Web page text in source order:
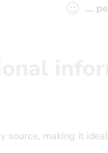
...
source, making it